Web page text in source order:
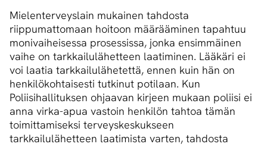
Mielenterveyslain mukainen tahdosta
riippumattomaan hoitoon määrääminen tapahtuu
monivaiheisessa prosessissa, jonka ensimmäinen
vaihe on tarkkailulähetteen laatiminen. Lääkäri ei
voi laatia tarkkailulähetettä, ennen kuin hän on
henkilökohtaisesti tutkinut potilaan. Kun
Poliisihallituksen ohjaavan kirjeen mukaan poliisi ei
anna virka-apua vastoin henkilön tahtoa tämän
toimittamiseksi terveyskeskukseen
tarkkailulähetteen laatimista varten, tahdosta